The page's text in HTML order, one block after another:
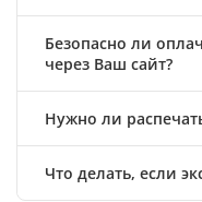
Безопасно ли
через Ваш сайт?
Нужно ли
Что делать, если